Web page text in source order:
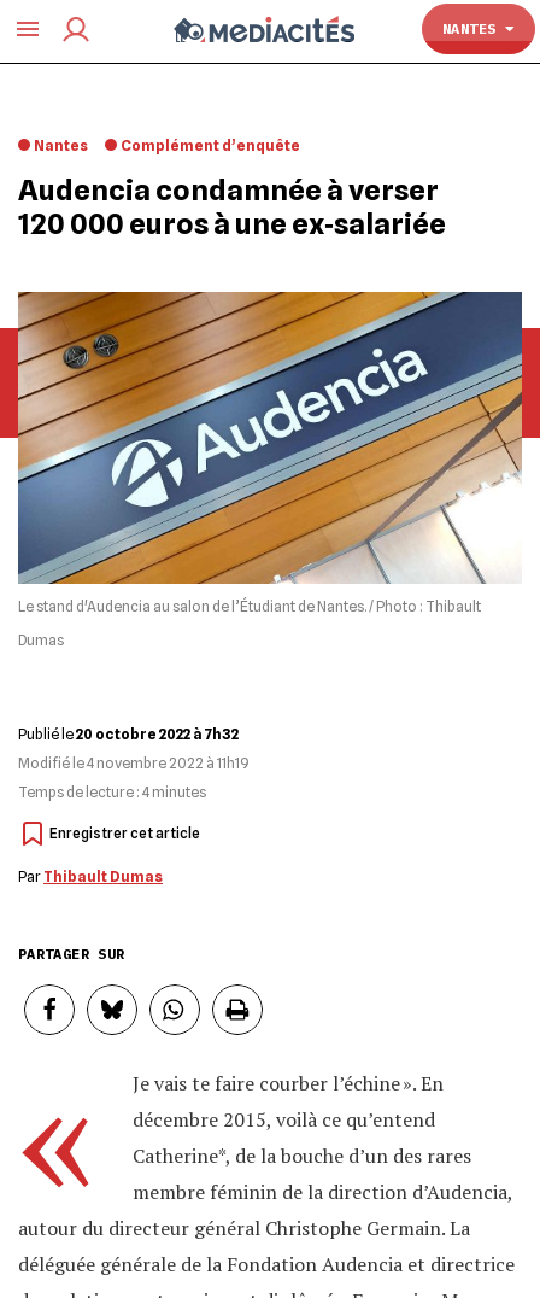
NANTES
TOULOUSE
Nantes Complément d’enquête
Audencia condamnée à verser
120 000 euros à une ex‐salariée
Le stand d'Audencia au salon de l’Étudiant de Nantes. / Photo : Thibault
Dumas
«
Je vais te faire courber l’échine ». En
décembre 2015, voilà ce qu’entend
Catherine*, de la bouche d’un des rares
membre féminin de la direction d’Audencia,
autour du directeur général Christophe Germain. La
déléguée générale de la Fondation Audencia et directrice
Publié le20 octobre 2022 à 7h32
Modifié le4 novembre 2022 à 11h19
Temps de lecture : 4 minutes
Par Thibault Dumas
PARTAGER SUR